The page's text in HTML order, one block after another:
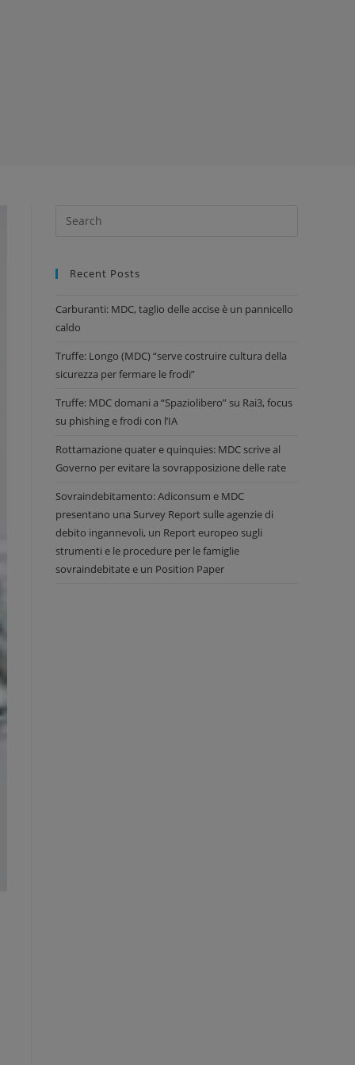
Recent Posts
Carburanti: MDC, taglio delle accise è un pannicello
caldo
Truffe: Longo (MDC) “serve costruire cultura della
sicurezza per fermare le frodi”
Truffe: MDC domani a “Spaziolibero” su Rai3, focus
su phishing e frodi con l’IA
Rottamazione quater e quinquies: MDC scrive al
Governo per evitare la sovrapposizione delle rate
Sovraindebitamento: Adiconsum e MDC
presentano una Survey Report sulle agenzie di
debito ingannevoli, un Report europeo sugli
strumenti e le procedure per le famiglie
sovraindebitate e un Position Paper